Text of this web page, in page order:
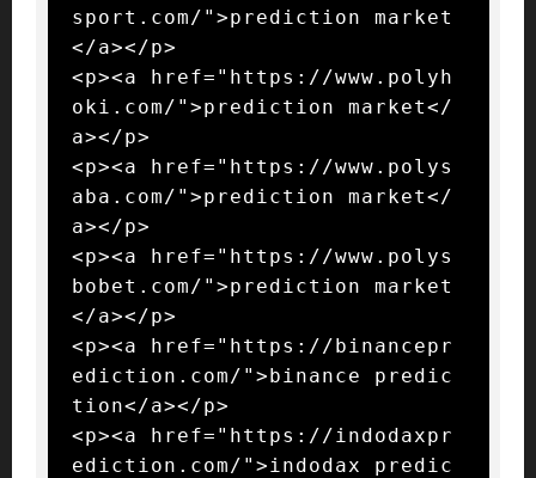
sport.com/">prediction market
</a></p>
<p><a href="https://www.polyh
oki.com/">prediction market</
a></p>
<p><a href="https://www.polys
aba.com/">prediction market</
a></p>
<p><a href="https://www.polys
bobet.com/">prediction market
</a></p>
<p><a href="https://binancepr
ediction.com/">binance predic
tion</a></p>
<p><a href="https://indodaxpr
ediction.com/">indodax predic